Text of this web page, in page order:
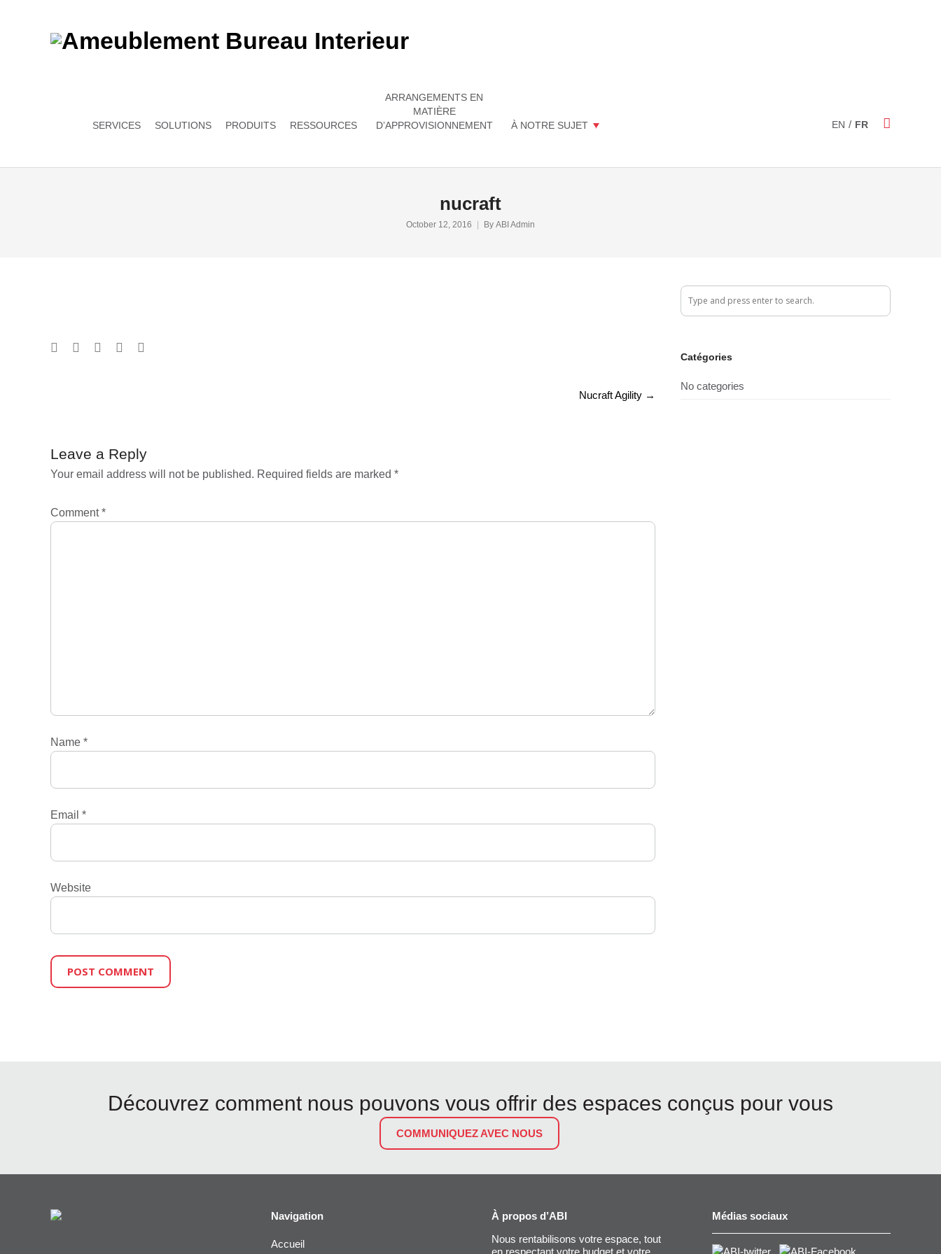
SERVICES SOLUTIONS PRODUITS RESSOURCES
ARRANGEMENTS EN
MATIÈRE
D’APPROVISIONNEMENT
À NOTRE SUJET EN / FR
nucraft
October 12, 2016 By ABI Admin
Nucraft Agility →
Leave a Reply
Your email address will not be published. Required fields are marked *
Comment*
Name *
Email *
Website
Catégories
No categories
Découvrez comment nous pouvons vous offrir des espaces conçus pour vous
COMMUNIQUEZ AVEC NOUS
Navigation
Accueil
À propos d’ABI
Nous rentabilisons votre espace, tout
en respectant votre budget et votre
Médias sociaux